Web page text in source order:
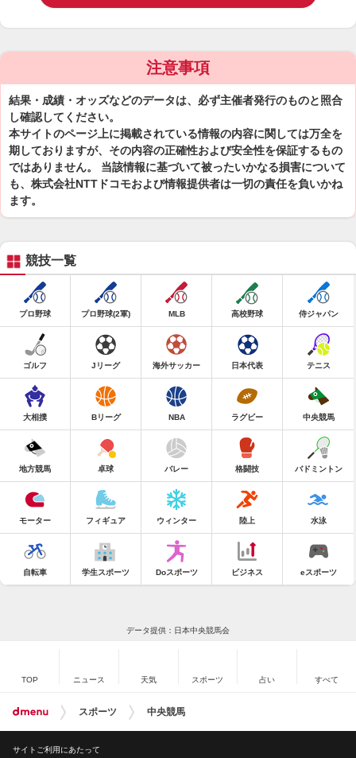
注意事項
結果・成績・オッズなどのデータは、必ず主催者発行のものと照合
し確認してください。
本サイトのページ上に掲載されている情報の内容に関しては万全を
期しておりますが、その内容の正確性および安全性を保証するもの
ではありません。 当該情報に基づいて被ったいかなる損害について
も、株式会社NTTドコモおよび情報提供者は一切の責任を負いかね
ます。
競技一覧
プロ野球 プロ野球(2軍) MLB 高校野球 侍ジャパン
ゴルフ Jリーグ 海外サッカー 日本代表 テニス
大相撲 Bリーグ NBA ラグビー 中央競馬
地方競馬 卓球 バレー 格闘技 バドミントン
モーター フィギュア ウィンター 陸上 水泳
自転車 学生スポーツ Doスポーツ ビジネス eスポーツ
データ提供：日本中央競馬会
TOP ニュース 天気 スポーツ 占い すべて
スポーツ 中央競馬
サイトご利用にあたって